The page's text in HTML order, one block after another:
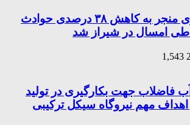
فرهنگ سازی منجر به کاهش ۳۸ درصدی حوادث
امسال در شیراز شد
2
1,543
آب فاضلاب جهت بکارگیری در تولید
مهم نیروگاه سیکل ترکیبی